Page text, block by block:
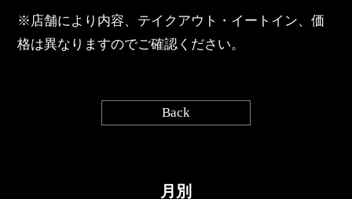
※店舗により内容、テイクアウト・イートイン、価
格は異なりますのでご確認ください。
Back
月別